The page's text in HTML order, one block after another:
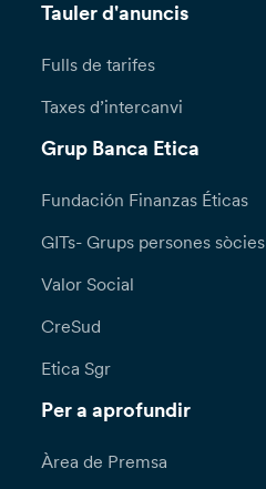
Tauler d'anuncis
Fulls de tarifes
Taxes d’intercanvi
Grup Banca Etica
Fundación Finanzas Éticas
GITs- Grups persones sòcies
Valor Social
CreSud
Etica Sgr
Per a aprofundir
Àrea de Premsa